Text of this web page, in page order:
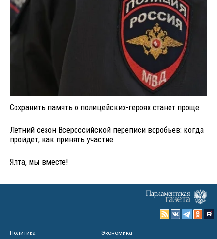
Сохранить память о полицейских-героях станет проще
Летний сезон Всероссийской переписи воробьев: когда
пройдет, как принять участие
Ялта, мы вместе!
Политика
Экономика